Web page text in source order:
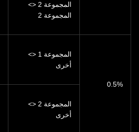
المجموعة 2 <>
المجموعة 2
المجموعة 1 <>
أخرى
المجموعة 2 <>
أخرى